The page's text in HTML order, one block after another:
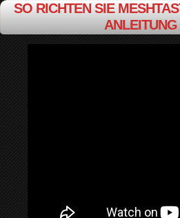
SO RICHTEN SIE